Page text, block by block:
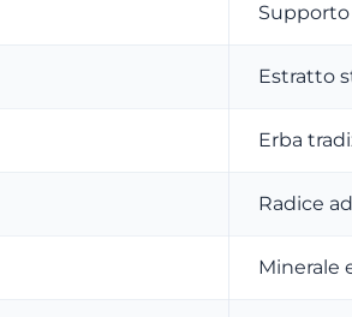
Estratto
Erba
Radice
Minerale